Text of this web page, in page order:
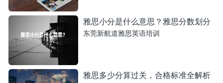
雅思小分是什么意思？雅思分数划分
东莞新航道雅思英语培训
雅思多少分算过关，合格标准全解析